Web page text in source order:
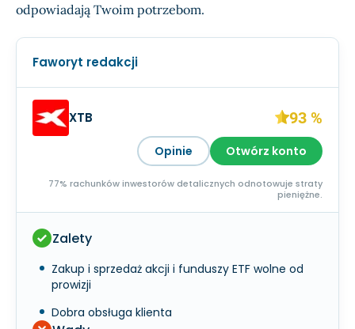
odpowiadają Twoim potrzebom.
Faworyt redakcji
XTB 93 %
Opinie Otwórz konto
77% rachunków inwestorów detalicznych odnotowuje straty
pieniężne.
Zalety
Zakup i sprzedaż akcji i funduszy ETF wolne od
prowizji
Dobra obsługa klienta